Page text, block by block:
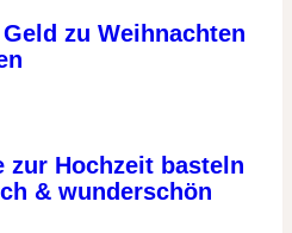
zu Weihnachten
zur Hochzeit basteln
& wunderschön